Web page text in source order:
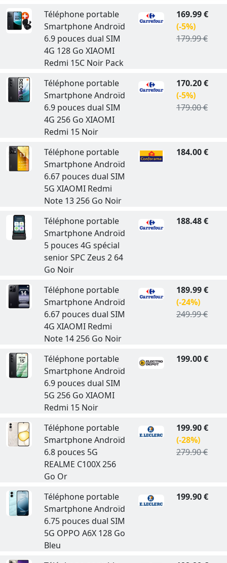
Téléphone portable
Smartphone Androïd
6.9 pouces dual SIM
4G 128 Go XIAOMI
Redmi 15C Noir Pack
169.99 €
(-5%)
179.99 €
Téléphone portable
Smartphone Androïd
6.9 pouces dual SIM
4G 256 Go XIAOMI
Redmi 15 Noir
170.20 €
(-5%)
179.00 €
Téléphone portable
Smartphone Androïd
6.67 pouces dual SIM
5G XIAOMI Redmi
Note 13 256 Go Noir
184.00 €
Téléphone portable
Smartphone Androïd
5 pouces 4G spécial
senior SPC Zeus 2 64
Go Noir
188.48 €
Téléphone portable
Smartphone Androïd
6.67 pouces dual SIM
4G XIAOMI Redmi
Note 14 256 Go Noir
189.99 €
(-24%)
249.99 €
Téléphone portable
Smartphone Androïd
6.9 pouces dual SIM
5G 256 Go XIAOMI
Redmi 15 Noir
199.00 €
Téléphone portable
Smartphone Androïd
6.8 pouces 5G
REALME C100X 256
Go Or
199.90 €
(-28%)
279.90 €
Téléphone portable
Smartphone Androïd
6.75 pouces dual SIM
5G OPPO A6X 128 Go
Bleu
199.90 €